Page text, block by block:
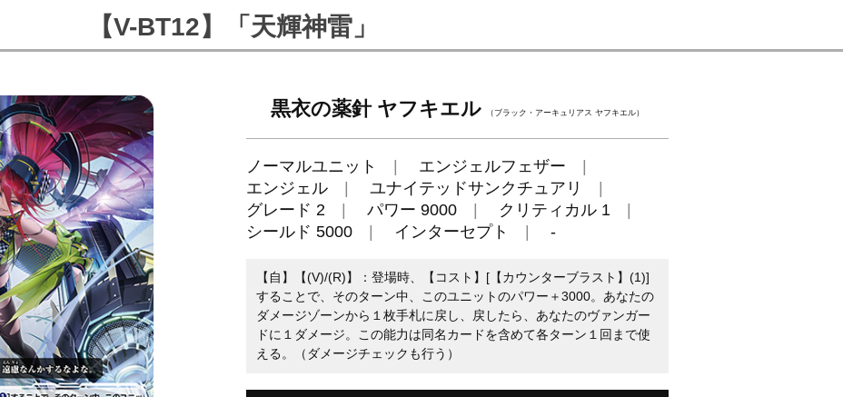
【V-BT12】「天輝神雷」
黒衣の薬針 ヤフキエル （ブラック・アーキュリアス ヤフキエル）
ノーマルユニット
エンジェルフェザー
エンジェル
ユナイテッドサンクチュアリ
グレード 2
パワー 9000
クリティカル 1
シールド 5000
インターセプト -
【自】【(V)/(R)】：登場時、【コスト】[【カウンターブラスト】(1)]
することで、そのターン中、このユニットのパワー＋3000。あなたの
ダメージゾーンから１枚手札に戻し、戻したら、あなたのヴァンガー
ドに１ダメージ。この能力は同名カードを含めて各ターン１回まで使
える。（ダメージチェックも行う）